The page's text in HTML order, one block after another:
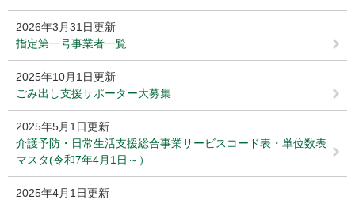
2026年3月31日更新
指定第一号事業者一覧
2025年10月1日更新
ごみ出し支援サポーター大募集
2025年5月1日更新
介護予防・日常生活支援総合事業サービスコード表・単位数表
マスタ(令和7年4月1日～）
2025年4月1日更新